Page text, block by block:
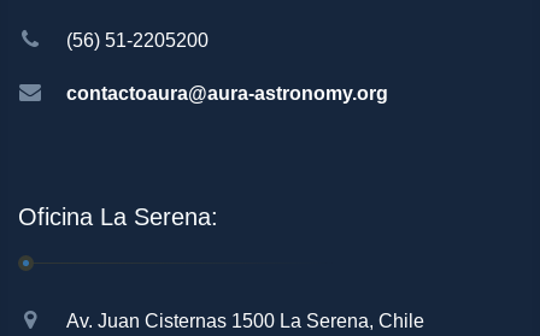
(56) 51-2205200
contactoaura@aura-astronomy.org
Oficina La Serena:
Av. Juan Cisternas 1500 La Serena, Chile